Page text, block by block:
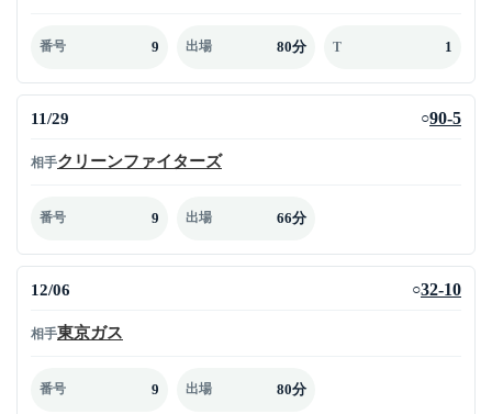
番号 9 出場 80分 T 1
11/29 ○90-5
相手クリーンファイターズ
番号 9 出場 66分
12/06 ○32-10
相手東京ガス
番号 9 出場 80分